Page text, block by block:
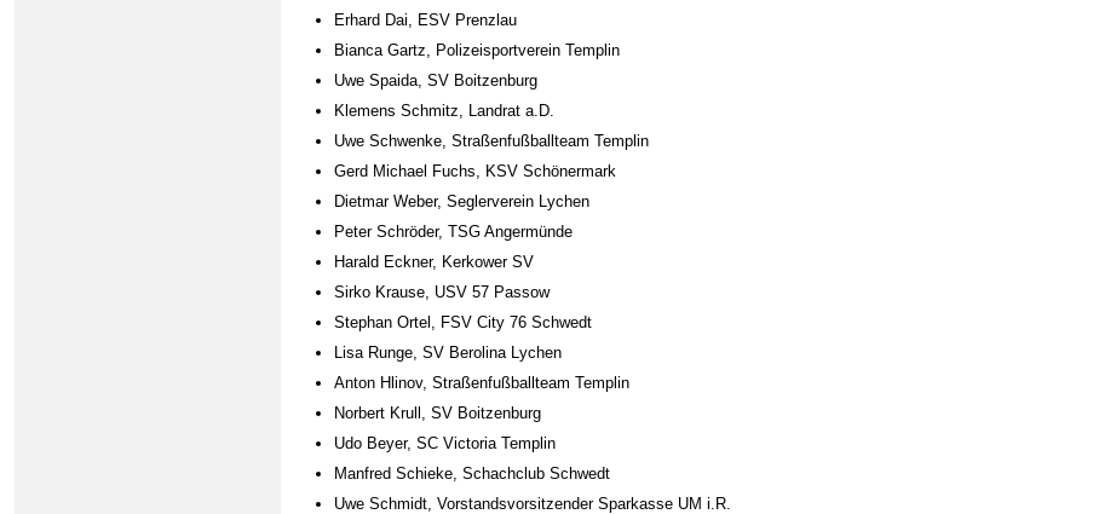
Erhard Dai, ESV Prenzlau
Bianca Gartz, Polizeisportverein Templin
Uwe Spaida, SV Boitzenburg
Klemens Schmitz, Landrat a.D.
Uwe Schwenke, Straßenfußballteam Templin
Gerd Michael Fuchs, KSV Schönermark
Dietmar Weber, Seglerverein Lychen
Peter Schröder, TSG Angermünde
Harald Eckner, Kerkower SV
Sirko Krause, USV 57 Passow
Stephan Ortel, FSV City 76 Schwedt
Lisa Runge, SV Berolina Lychen
Anton Hlinov, Straßenfußballteam Templin
Norbert Krull, SV Boitzenburg
Udo Beyer, SC Victoria Templin
Manfred Schieke, Schachclub Schwedt
Uwe Schmidt, Vorstandsvorsitzender Sparkasse UM i.R.